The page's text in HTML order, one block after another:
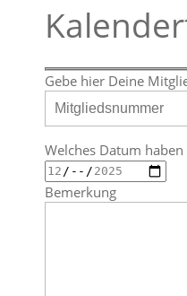
Gebe hier Deine
Welches Datum
Bemerkung